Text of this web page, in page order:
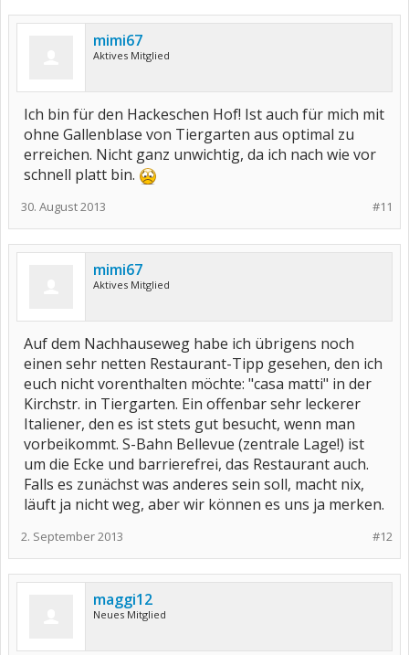
mimi67
Aktives Mitglied
Ich bin für den Hackeschen Hof! Ist auch für mich mit
ohne Gallenblase von Tiergarten aus optimal zu
erreichen. Nicht ganz unwichtig, da ich nach wie vor
schnell platt bin.
#11
30. August 2013
mimi67
Aktives Mitglied
Auf dem Nachhauseweg habe ich übrigens noch
einen sehr netten Restaurant-Tipp gesehen, den ich
euch nicht vorenthalten möchte: "casa matti" in der
Kirchstr. in Tiergarten. Ein offenbar sehr leckerer
Italiener, den es ist stets gut besucht, wenn man
vorbeikommt. S-Bahn Bellevue (zentrale Lage!) ist
um die Ecke und barrierefrei, das Restaurant auch.
Falls es zunächst was anderes sein soll, macht nix,
läuft ja nicht weg, aber wir können es uns ja merken.
#12
2. September 2013
maggi12
Neues Mitglied